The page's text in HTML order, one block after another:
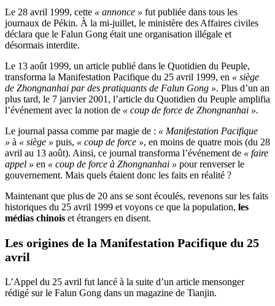
Le 28 avril 1999, cette « annonce » fut publiée dans tous les
journaux de Pékin. À la mi-juillet, le ministère des Affaires civiles
déclara que le Falun Gong était une organisation illégale et
désormais interdite.
Le 13 août 1999, un article publié dans le Quotidien du Peuple,
transforma la Manifestation Pacifique du 25 avril 1999, en « siège
de Zhongnanhai par des pratiquants de Falun Gong ». Plus d’un an
plus tard, le 7 janvier 2001, l’article du Quotidien du Peuple amplifia
l’événement avec la notion de « coup de force de Zhongnanhai ».
Le journal passa comme par magie de : « Manifestation Pacifique
» à « siège » puis, « coup de force », en moins de quatre mois (du 28
avril au 13 août). Ainsi, ce journal transforma l’événement de « faire
appel » en « coup de force à Zhongnanhai » pour renverser le
gouvernement. Mais quels étaient donc les faits en réalité ?
Maintenant que plus de 20 ans se sont écoulés, revenons sur les faits
historiques du 25 avril 1999 et voyons ce que la population, les
médias chinois et étrangers en disent.
Les origines de la Manifestation Pacifique du 25
avril
L’Appel du 25 avril fut lancé à la suite d’un article mensonger
rédigé sur le Falun Gong dans un magazine de Tianjin.